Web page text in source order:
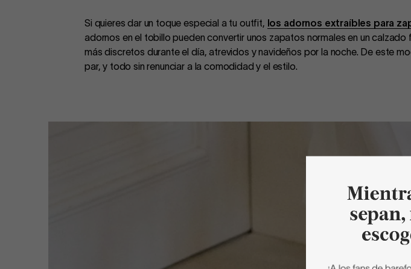
Si quieres dar un toque especial a tu outfit, los adornos extraíbles para
adornos en el tobillo pueden convertir unos zapatos normales en un
más discretos durante el día, atrevidos y navideños por la noche. De este
par, y todo sin renunciar a la comodidad y el estilo.